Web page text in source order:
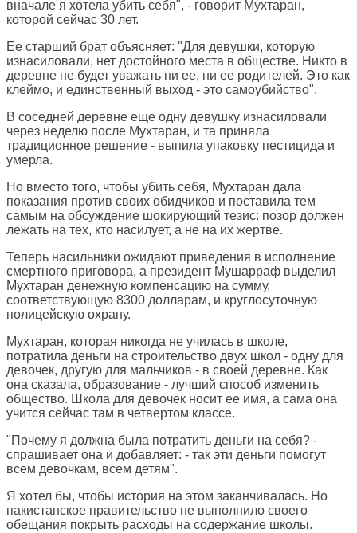
вначале я хотела убить себя", - говорит Мухтаран,
которой сейчас 30 лет.
Ее старший брат объясняет: "Для девушки, которую
изнасиловали, нет достойного места в обществе. Никто в
деревне не будет уважать ни ее, ни ее родителей. Это как
клеймо, и единственный выход - это самоубийство".
В соседней деревне еще одну девушку изнасиловали
через неделю после Мухтаран, и та приняла
традиционное решение - выпила упаковку пестицида и
умерла.
Но вместо того, чтобы убить себя, Мухтаран дала
показания против своих обидчиков и поставила тем
самым на обсуждение шокирующий тезис: позор должен
лежать на тех, кто насилует, а не на их жертве.
Теперь насильники ожидают приведения в исполнение
смертного приговора, а президент Мушарраф выделил
Мухтаран денежную компенсацию на сумму,
соответствующую 8300 долларам, и круглосуточную
полицейскую охрану.
Мухтаран, которая никогда не училась в школе,
потратила деньги на строительство двух школ - одну для
девочек, другую для мальчиков - в своей деревне. Как
она сказала, образование - лучший способ изменить
общество. Школа для девочек носит ее имя, а сама она
учится сейчас там в четвертом классе.
"Почему я должна была потратить деньги на себя? -
спрашивает она и добавляет: - так эти деньги помогут
всем девочкам, всем детям".
Я хотел бы, чтобы история на этом заканчивалась. Но
пакистанское правительство не выполнило своего
обещания покрыть расходы на содержание школы.